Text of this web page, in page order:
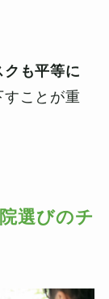
クも平等に
すことが重
選びのチ